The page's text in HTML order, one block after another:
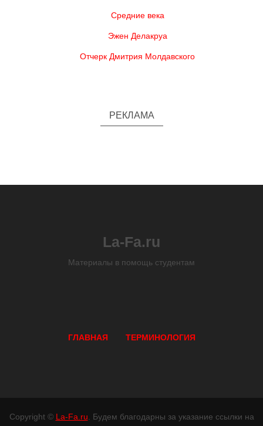
Средние века
Эжен Делакруа
Отчерк Дмитрия Молдавского
РЕКЛАМА
La-Fa.ru
Материалы в помощь студентам
ГЛАВНАЯ ТЕРМИНОЛОГИЯ
Copyright © La-Fa.ru . Будем благодарны за указание ссылки на